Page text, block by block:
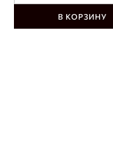
В КОРЗИНУ